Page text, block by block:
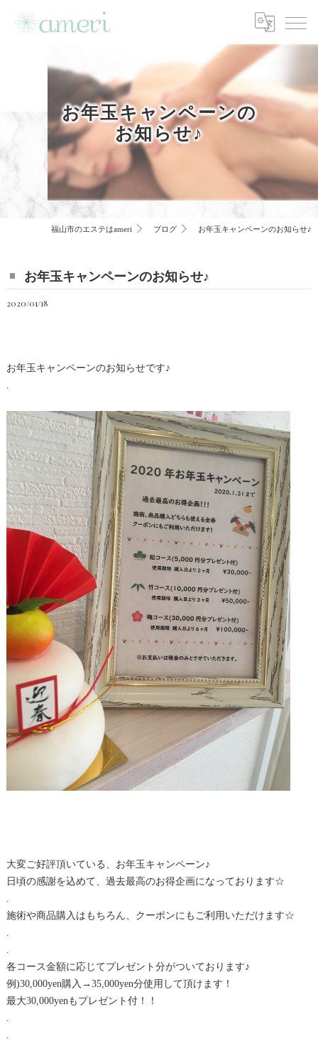
お年玉キャンペーンの
お知らせ♪
福山市のエステはameri ブログ お年玉キャンペーンのお知らせ♪
お年玉キャンペーンのお知らせ♪
2020/01/18
お年玉キャンペーンのお知らせです♪
.
大変ご好評頂いている、お年玉キャンペーン♪
日頃の感謝を込めて、過去最高のお得企画になっております☆
施術や商品購入はもちろん、クーポンにもご利用いただけます☆
各コース金額に応じてプレゼント分がついております♪
例)30,000yen購入→35,000yen分使用して頂けます！
最大30,000yenもプレゼント付！！